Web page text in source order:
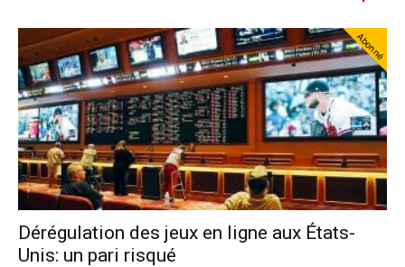
Abonné
Dérégulation des jeux en ligne aux États-
Unis: un pari risqué